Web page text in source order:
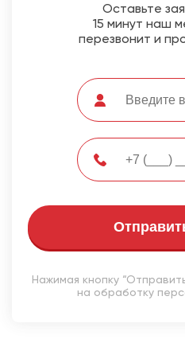
Оставьте
15 минут наш
перезвонит и
Нажимая кнопку
на обработку